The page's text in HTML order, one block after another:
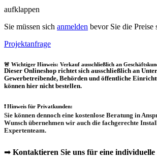
aufklappen
Sie müssen sich anmelden bevor Sie die Preise
Projektanfrage
🚨 Wichtiger Hinweis: Verkauf ausschließlich an
Dieser Onlineshop richtet sich ausschließlich an
Gewerbetreibende, Behörden und öffentliche
können hier nicht bestellen.
❗Hinweis für Privatkunden:
Sie können dennoch eine kostenlose Beratung in
Wunsch übernehmen wir auch die fachgerechte
Expertenteam.
➡ Kontaktieren Sie uns für eine individuelle